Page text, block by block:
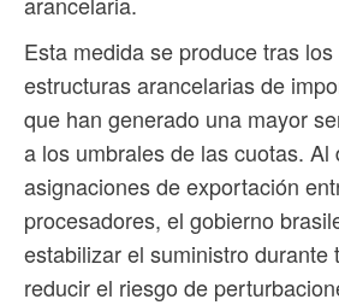
Esta medida se produce tras
estructuras arancelarias de
que han generado una mayor
a los umbrales de las cuotas. Al
asignaciones de exportación
procesadores, el gobierno
estabilizar el suministro durante
reducir el riesgo de